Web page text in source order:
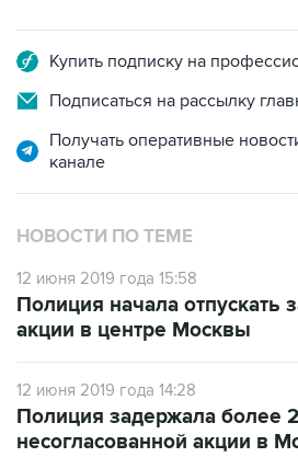
Купить подписку на
Подписаться на рассылку
Получать оперативные
канале
НОВОСТИ ПО ТЕМЕ
12 июня 2019 года 15:58
Полиция начала отпускать
акции в центре Москвы
12 июня 2019 года 14:28
Полиция задержала более
несогласованной акции в